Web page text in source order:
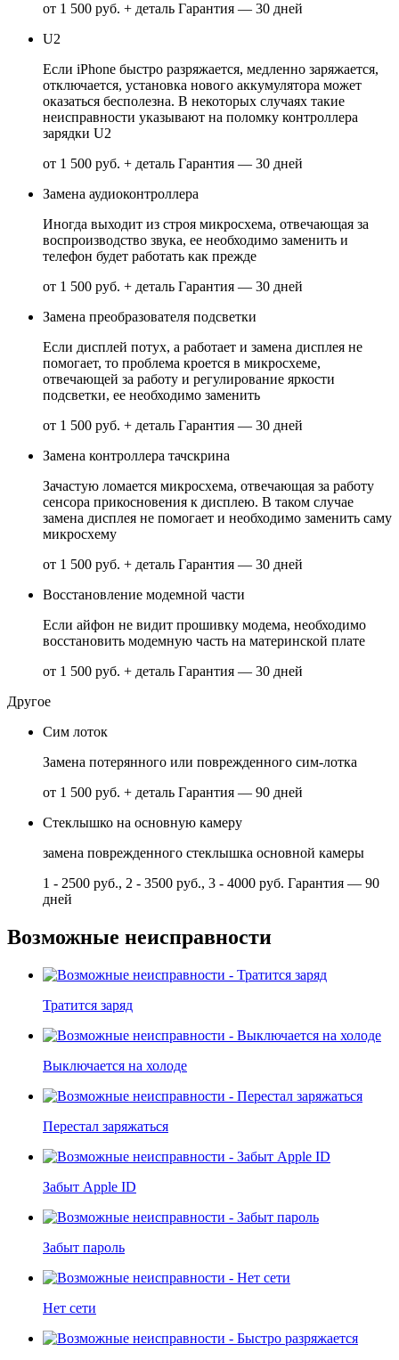
от 1 500 руб. + деталь Гарантия — 30 дней
U2
Если iPhone быстро разряжается, медленно заряжается,
отключается, установка нового аккумулятора может
оказаться бесполезна. В некоторых случаях такие
неисправности указывают на поломку контроллера
зарядки U2
от 1 500 руб. + деталь Гарантия — 30 дней
Замена аудиоконтроллера
Иногда выходит из строя микросхема, отвечающая за
воспроизводство звука, ее необходимо заменить и
телефон будет работать как прежде
от 1 500 руб. + деталь Гарантия — 30 дней
Замена преобразователя подсветки
Если дисплей потух, а работает и замена дисплея не
помогает, то проблема кроется в микросхеме,
отвечающей за работу и регулирование яркости
подсветки, ее необходимо заменить
от 1 500 руб. + деталь Гарантия — 30 дней
Замена контроллера тачскрина
Зачастую ломается микросхема, отвечающая за работу
сенсора прикосновения к дисплею. В таком случае
замена дисплея не помогает и необходимо заменить саму
микросхему
от 1 500 руб. + деталь Гарантия — 30 дней
Восстановление модемной части
Если айфон не видит прошивку модема, необходимо
восстановить модемную часть на материнской плате
от 1 500 руб. + деталь Гарантия — 30 дней
Другое
Сим лоток
Замена потерянного или поврежденного сим-лотка
от 1 500 руб. + деталь Гарантия — 90 дней
Стеклышко на основную камеру
замена поврежденного стеклышка основной камеры
1 - 2500 руб., 2 - 3500 руб., 3 - 4000 руб. Гарантия — 90
дней
Возможные неисправности
Тратится заряд
Выключается на холоде
Перестал заряжаться
Забыт Apple ID
Забыт пароль
Нет сети